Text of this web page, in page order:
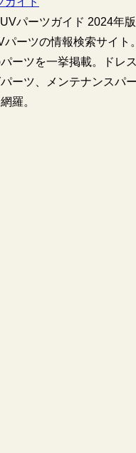
パーツガイド 2024年
ーツの情報検索サイト
ーツを一挙掲載。ドレ
ーツ、メンテナンスパ
羅。